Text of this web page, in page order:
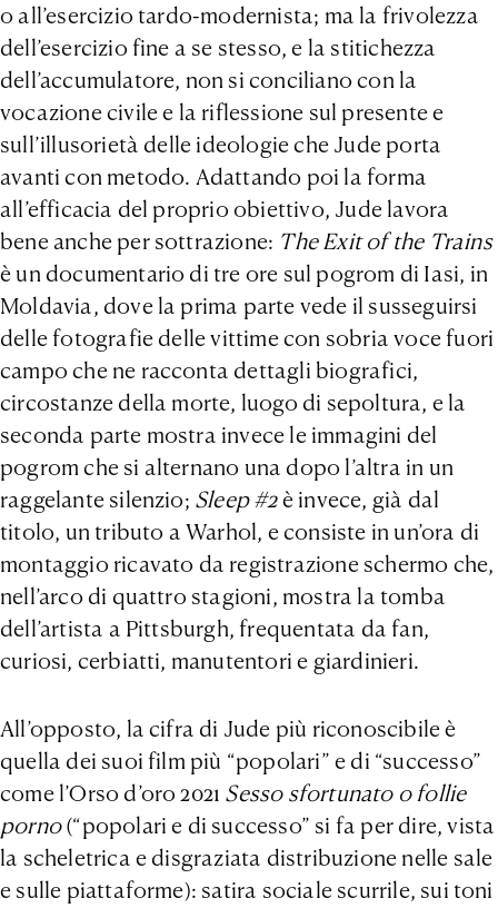
o all’esercizio tardo-modernista; ma la frivolezza
dell’esercizio fine a se stesso, e la stitichezza
dell’accumulatore, non si conciliano con la
vocazione civile e la riflessione sul presente e
sull’illusorietà delle ideologie che Jude porta
avanti con metodo. Adattando poi la forma
all’efficacia del proprio obiettivo, Jude lavora
bene anche per sottrazione: The Exit of the Trains
è un documentario di tre ore sul pogrom di Iasi, in
Moldavia, dove la prima parte vede il susseguirsi
delle fotografie delle vittime con sobria voce fuori
campo che ne racconta dettagli biografici,
circostanze della morte, luogo di sepoltura, e la
seconda parte mostra invece le immagini del
pogrom che si alternano una dopo l’altra in un
raggelante silenzio; Sleep #2è invece, già dal
titolo, un tributo a Warhol, e consiste in un’ora di
montaggio ricavato da registrazione schermo che,
nell’arco di quattro stagioni, mostra la tomba
dell’artista a Pittsburgh, frequentata da fan,
curiosi, cerbiatti, manutentori e giardinieri.
All’opposto, la cifra di Jude più riconoscibile è
quella dei suoi film più “popolari” e di “successo”
come l’Orso d’oro 2021 Sesso sfortunato o follie
porno(“popolari e di successo” si fa per dire, vista
la scheletrica e disgraziata distribuzione nelle sale
e sulle piattaforme): satira sociale scurrile, sui toni